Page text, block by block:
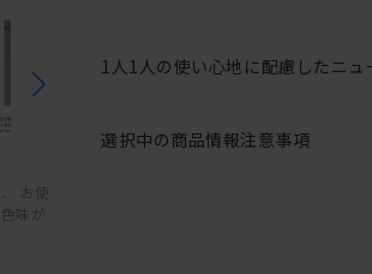
お使
味が
1人1人の使い心地に配慮したニ
選択中の商品情報注意事項